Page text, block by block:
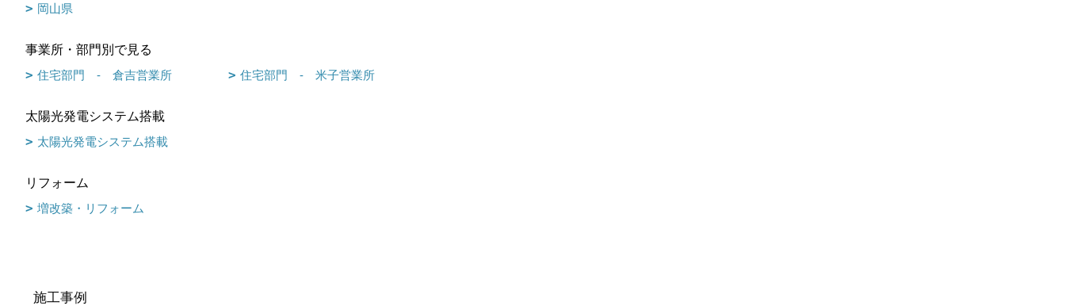
岡山県
事業所・部門別で見る
住宅部門 - 倉吉営業所
住宅部門 - 米子営業所
太陽光発電システム搭載
太陽光発電システム搭載
リフォーム
増改築・リフォーム
施工事例